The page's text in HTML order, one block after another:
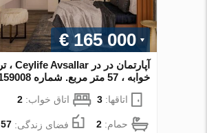
€ 165 000
خوابه ، 57 متر مربع. شماره 159008
اتاقها: 3 اتاق خواب: 2
حمام: 2 فضای زندگی: 57 m